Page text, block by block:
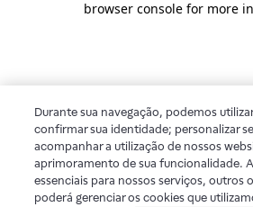
browser console for more
Durante sua navegação, podemos
confirmar sua identidade; personalizar
acompanhar a utilização de nossos
aprimoramento de sua funcionalidade.
essenciais para nossos serviços, outros
poderá gerenciar os cookies que